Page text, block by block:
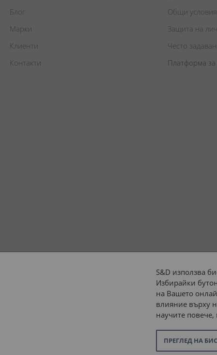
Блог
Марки
Клиенти
Контакти
Общи условия
Защита на
Често
Платформа
S&D използва
Избирайки
на Вашето
влияние върху
научите повече,
ПРЕГЛЕД НА